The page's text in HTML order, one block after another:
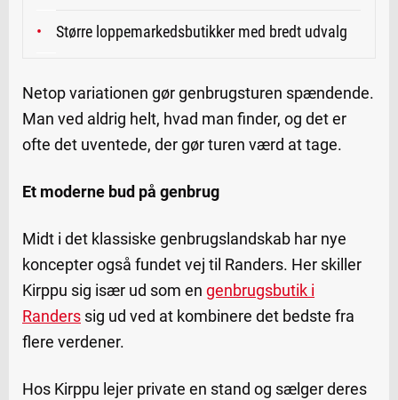
Større loppemarkedsbutikker med bredt udvalg
Netop variationen gør genbrugsturen spændende.
Man ved aldrig helt, hvad man finder, og det er
ofte det uventede, der gør turen værd at tage.
Et moderne bud på genbrug
Midt i det klassiske genbrugslandskab har nye
koncepter også fundet vej til Randers. Her skiller
Kirppu sig især ud som en genbrugsbutik i
Randers sig ud ved at kombinere det bedste fra
flere verdener.
Hos Kirppu lejer private en stand og sælger deres